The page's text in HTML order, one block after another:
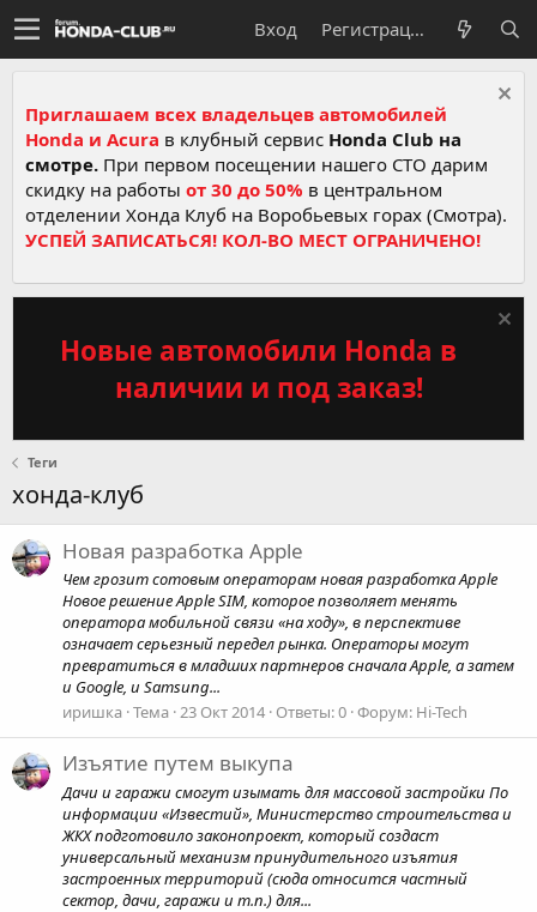
Вход Регистрация
Приглашаем всех владельцев автомобилей
Honda и Acura в клубный сервис Honda Club на
смотре. При первом посещении нашего СТО дарим
скидку на работы от 30 до 50% в центральном
отделении Хонда Клуб на Воробьевых горах (Смотра).
УСПЕЙ ЗАПИСАТЬСЯ! КОЛ-ВО МЕСТ ОГРАНИЧЕНО!
Новые автомобили Honda в
наличии и под заказ!
Теги
хонда-клуб
Новая разработка Apple
Чем грозит сотовым операторам новая разработка Apple
Новое решение Apple SIM, которое позволяет менять
оператора мобильной связи «на ходу», в перспективе
означает серьезный передел рынка. Операторы могут
превратиться в младших партнеров сначала Apple, а затем
и Google, и Samsung...
иришка Тема 23 Окт 2014 Ответы: 0 Форум: Hi-Tech
Изъятие путем выкупа
Дачи и гаражи смогут изымать для массовой застройки По
информации «Известий», Министерство строительства и
ЖКХ подготовило законопроект, который создаст
универсальный механизм принудительного изъятия
застроенных территорий (сюда относится частный
сектор, дачи, гаражи и т.п.) для...